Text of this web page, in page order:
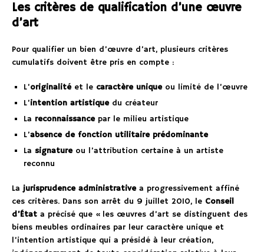
Les critères de qualification d’une œuvre
d’art
Pour qualifier un bien d’œuvre d’art, plusieurs critères
cumulatifs doivent être pris en compte :
L’originalitéet le caractère uniqueou limité de l’œuvre
L’intention artistiquedu créateur
La reconnaissancepar le milieu artistique
L’absence de fonction utilitaire prédominante
La signatureou l’attribution certaine à un artiste
reconnu
Lajurisprudence administrativea progressivement affiné
ces critères. Dans son arrêt du 9 juillet 2010, le Conseil
d’État a précisé que « les œuvres d’art se distinguent des
biens meubles ordinaires par leur caractère unique et
l’intention artistique qui a présidé à leur création,